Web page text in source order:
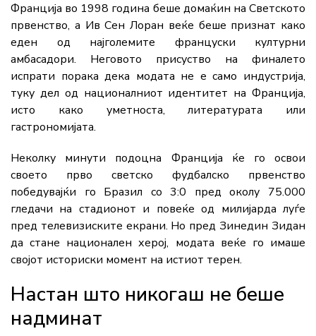
Франција во 1998 година беше домаќин на Светското
првенство, а Ив Сен Лоран веќе беше признат како
еден од најголемите француски културни
амбасадори. Неговото присуство на финалето
испрати порака дека модата не е само индустрија,
туку дел од националниот идентитет на Франција,
исто како уметноста, литературата или
гастрономијата.
Неколку минути подоцна Франција ќе го освои
своето прво светско фудбалско првенство
победувајќи го Бразил со 3:0 пред околу 75.000
гледачи на стадионот и повеќе од милијарда луѓе
пред телевизиските екрани. Но пред Зинедин Зидан
да стане национален херој, модата веќе го имаше
својот историски момент на истиот терен.
Настан што никогаш не беше
надминат